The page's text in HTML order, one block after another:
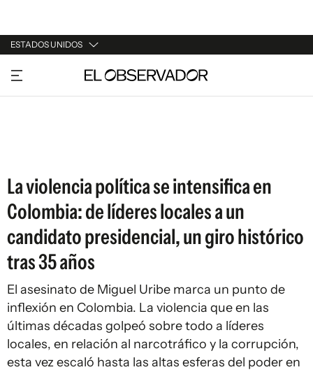
ESTADOS UNIDOS
URUGUAY
ARGENTINA
La violencia política se intensifica en
Colombia: de líderes locales a un
candidato presidencial, un giro histórico
tras 35 años
El asesinato de Miguel Uribe marca un punto de
inflexión en Colombia. La violencia que en las
últimas décadas golpeó sobre todo a líderes
locales, en relación al narcotráfico y la corrupción,
esta vez escaló hasta las altas esferas del poder en